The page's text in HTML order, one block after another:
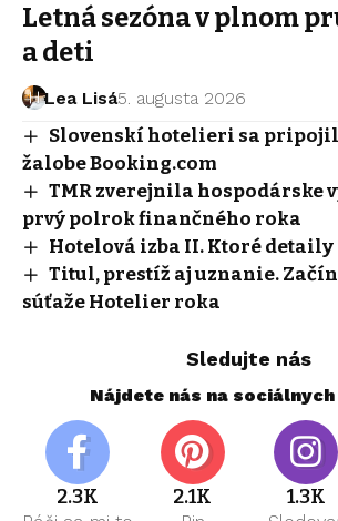
Letná sezóna v plnom
a deti
Lea Lisá5. augusta 2026
Slovenskí hotelieri sa
žalobe Booking.com
TMR zverejnila hospodárske
prvý polrok finančného roka
Hotelová izba II. Ktoré
Titul, prestíž aj uznanie.
súťaže Hotelier roka
Sledujte nás
Nájdete nás na
2.3K 2.1K 1.3K